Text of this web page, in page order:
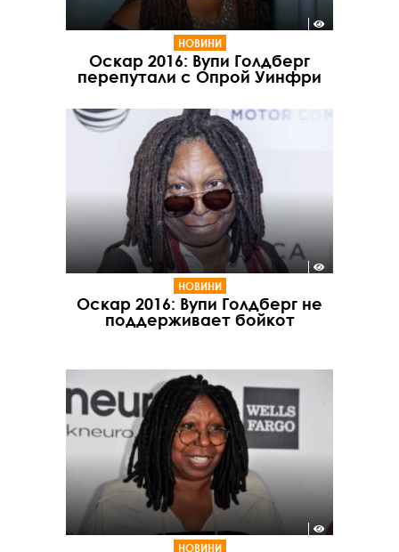
НОВИНИ
Оскар 2016: Вупи Голдберг
перепутали с Опрой Уинфри
НОВИНИ
Оскар 2016: Вупи Голдберг не
поддерживает бойкот
НОВИНИ